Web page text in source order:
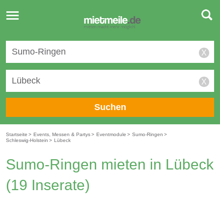
Toggle
navigation
X
X
Suchen
Startseite > Events, Messen & Partys> Eventmodule > Sumo-Ringen >
Schleswig-Holstein > Lübeck
Sumo-Ringen mieten in Lübeck
(19 Inserate)